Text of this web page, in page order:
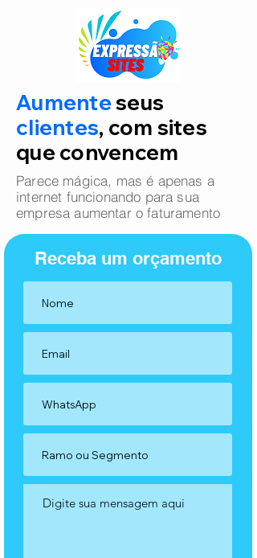
Aumenteseus
clientes, com sites
que convencem
Parece mágica, mas é apenas a
internet funcionando para sua
empresa aumentar o faturamento
Receba um orçamento